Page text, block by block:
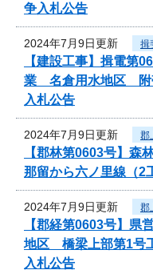
争入札公告
2024年7月9日更新 揖
【建設工事】揖電第
業 名倉用水地区 附
入札公告
2024年7月9日更新 郡
【郡林第0603号】
那留から六ノ里線（2
2024年7月9日更新 郡
【郡経第0603号】
地区 橋梁上部第1号
入札公告